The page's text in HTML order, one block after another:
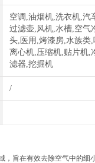
空调,油烟机,洗衣机,汽
过滤壶,风机,水槽,空气
头,医用,烤漆房,水族类
离心机,压缩机,贴片机,
滤器,挖掘机
/
旨在有效去除空气中的细